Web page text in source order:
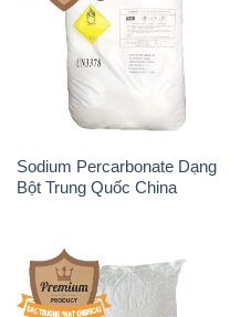
Sodium Percarbonate Dạng
Bột Trung Quốc China